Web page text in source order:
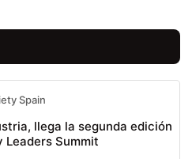
Spain
llega la segunda edición
Leaders Summit